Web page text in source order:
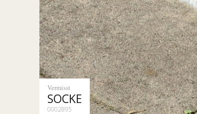
Vermisst
SOCKE
0002895